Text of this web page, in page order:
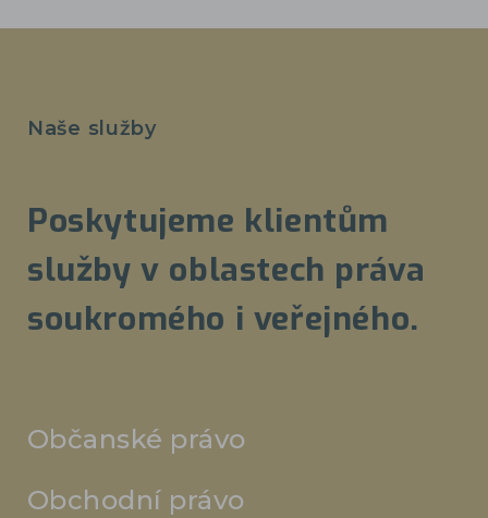
Naše služby
Poskytujeme klientům
služby v oblastech práva
soukromého i veřejného.
Občanské právo
Obchodní právo